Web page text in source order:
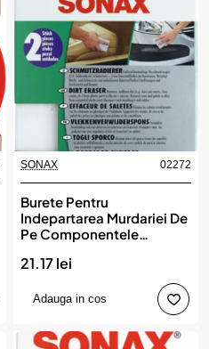
SONAX 02272
Burete Pentru
Indepartarea Murdariei De
Pe Componentele
Sonax
21.17 lei
Adauga in cos